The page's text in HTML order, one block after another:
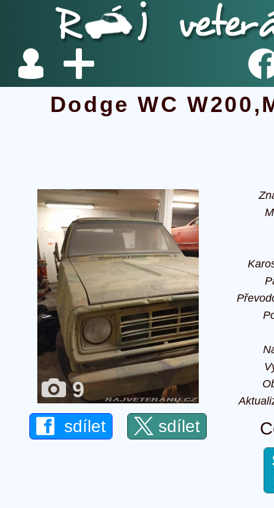
Dodge WC
9
sdílet sdílet